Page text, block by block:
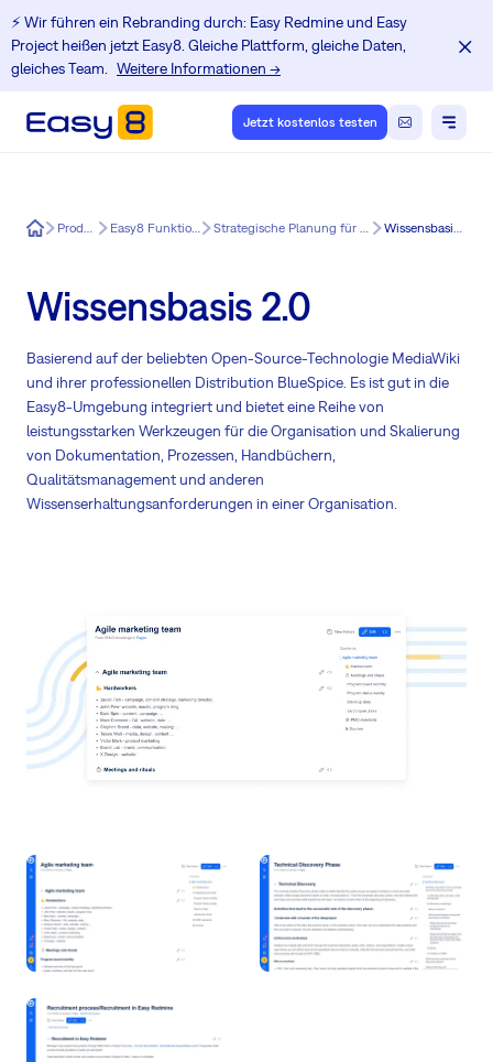
⚡️ Wir führen ein Rebranding durch: Easy Redmine und Easy
Project heißen jetzt Easy8. Gleiche Plattform, gleiche Daten,
gleiches Team.
Weitere Informationen →
Jetzt kostenlos testen
Easy8 Produkt Easy8 Funktionen Strategische Planung für Easy8 Wissensbasis 2.0
Wissensbasis 2.0
Basierend auf der beliebten Open-Source-Technologie MediaWiki
und ihrer professionellen Distribution BlueSpice. Es ist gut in die
Easy8-Umgebung integriert und bietet eine Reihe von
leistungsstarken Werkzeugen für die Organisation und Skalierung
von Dokumentation, Prozessen, Handbüchern,
Qualitätsmanagement und anderen
Wissenserhaltungsanforderungen in einer Organisation.